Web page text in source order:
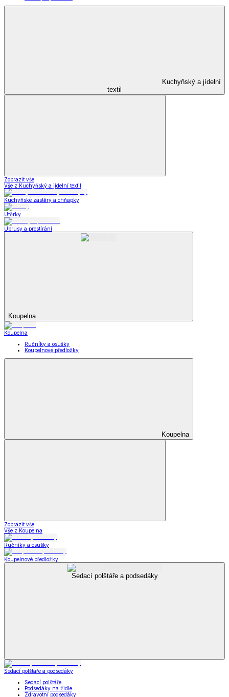
Kuchyňský a jídelní
textil
Zobrazit vše
Vše z Kuchyňský a jídelní textil
Kuchyňské zástěry a chňapky
Utěrky
Ubrusy a prostírání
Koupelna
Koupelna
Ručníky a osušky
Koupelnové předložky
Koupelna
Zobrazit vše
Vše z Koupelna
Ručníky a osušky
Koupelnové předložky
Sedací polštáře a podsedáky
Sedací polštáře a podsedáky
Sedací polštáře
Podsedáky na židle
Zdravotní podsedáky